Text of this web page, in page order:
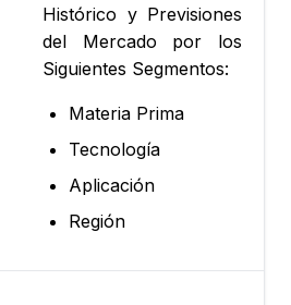
Histórico y Previsiones
del Mercado por los
Siguientes Segmentos:
Materia Prima
Tecnología
Aplicación
Región